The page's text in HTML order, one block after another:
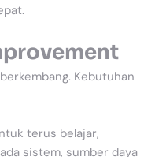
Kebutuhan
terus belajar,
sistem, sumber daya